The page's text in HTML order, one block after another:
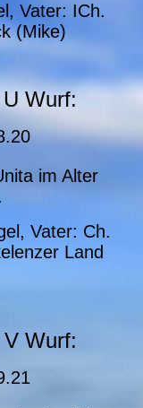
Vater: ICh.
(Mike)
Wurf:
im Alter
Vater: Ch.
Land
Wurf: